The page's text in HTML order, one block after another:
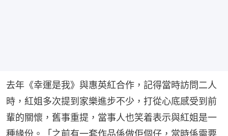
去年《幸運是我》與惠英紅合作，記得當時訪問二人
時，紅姐多次提到家樂進步不少，打從心底感受到前
輩的關懷，舊事重提，當事人也笑着表示與紅姐是一
種緣份。「之前有一套作品係做佢個仔，當時係需要